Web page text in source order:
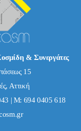
& Συνεργάτες
15
Αττική
| Μ: 694 0405 618